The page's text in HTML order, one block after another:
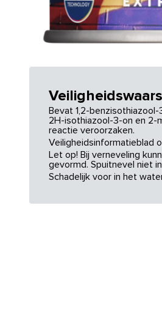
Bevat 1,2-
2H-isothiazool-3-on en 2-
reactie veroorzaken.
Veiligheidsinformatieblad
Let op! Bij verneveling
gevormd. Spuitnevel niet
Schadelijk voor in het